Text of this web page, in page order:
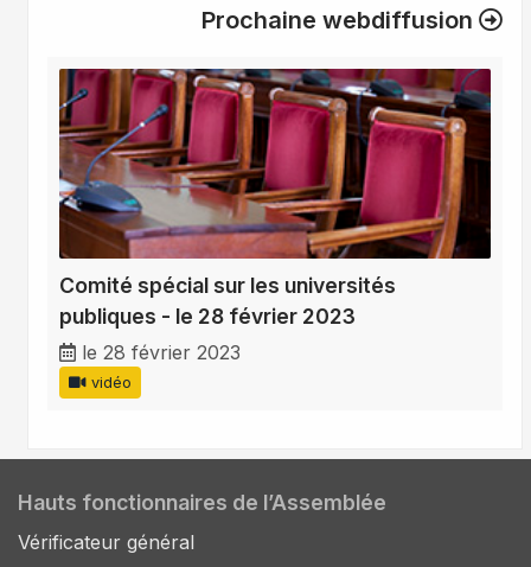
Prochaine webdiffusion
Comité spécial sur les universités
publiques - le 28 février 2023
le 28 février 2023
vidéo
Hauts fonctionnaires de l’Assemblée
Vérificateur général